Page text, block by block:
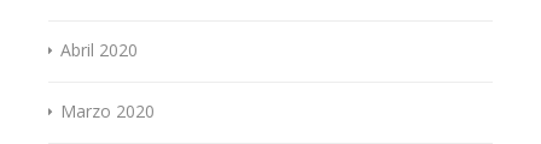
Abril 2020
Marzo 2020